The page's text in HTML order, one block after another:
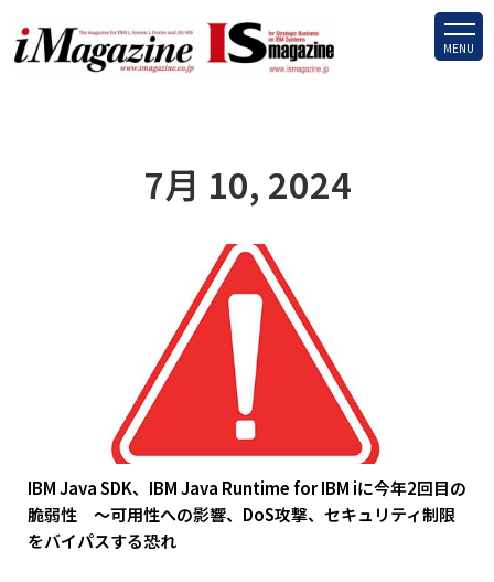
MENU
7月 10, 2024
IBM Java SDK、IBM Java Runtime for IBM iに今年2回目の
脆弱性 ～可用性への影響、DoS攻撃、セキュリティ制限
をバイパスする恐れ